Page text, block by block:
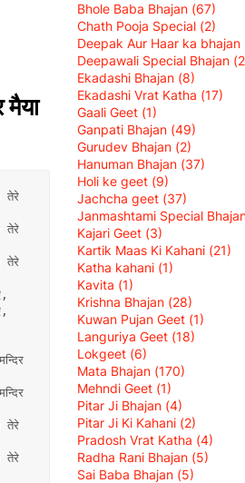
तेरे
तेरे
तेरे
तेरे
तेरे
Bhole Baba Bhajan (67)
Chath Pooja Special (2)
Deepak Aur Haar ka bhajan
Deepawali Special Bhajan
Ekadashi Bhajan (8)
Ekadashi Vrat Katha (17)
Gaali Geet (1)
Ganpati Bhajan (49)
Gurudev Bhajan (2)
Hanuman Bhajan (37)
Holi ke geet (9)
Jachcha geet (37)
Janmashtami Special
Kajari Geet (3)
Kartik Maas Ki Kahani (21)
Katha kahani (1)
Kavita (1)
Krishna Bhajan (28)
Kuwan Pujan Geet (1)
Languriya Geet (18)
Lokgeet (6)
Mata Bhajan (170)
Mehndi Geet (1)
Pitar Ji Bhajan (4)
Pitar Ji Ki Kahani (2)
Pradosh Vrat Katha (4)
Radha Rani Bhajan (5)
Sai Baba Bhajan (5)